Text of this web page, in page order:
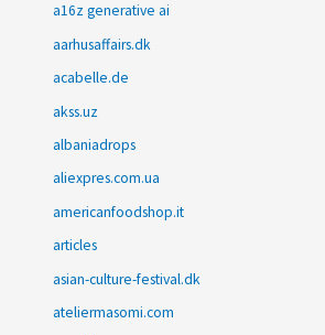
a16z generative ai
aarhusaffairs.dk
acabelle.de
akss.uz
albaniadrops
aliexpres.com.ua
americanfoodshop.it
articles
asian-culture-festival.dk
ateliermasomi.com